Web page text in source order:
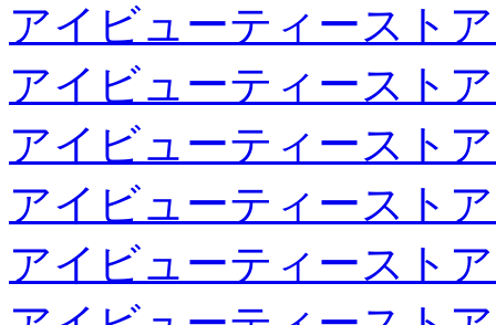
アイビューティースト
アイビューティースト
アイビューティースト
アイビューティースト
アイビューティースト